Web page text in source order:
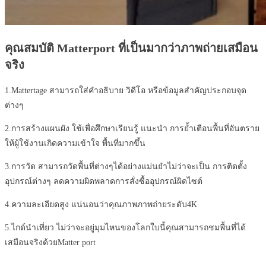
คุณสมบัติ Matterport ที่เป็นมากว่าภาพถ่ายเสมือน
จริง
1.Mattertage สามารถใส่คำอธิบาย วิดีโอ หรือข้อมูลสำคัญประกอบจุด
ต่างๆ
2.การสร้างแผนผัง ใช้เพื่อศึกษาเรียนรู้ แนะนำ การย้ำเตือนพื้นที่อันตราย
ให้ผู้ใช้งานเกิดความเข้าใจ พื้นที่มากขึ้น
3.การวัด สามารถวัดพื้นที่ต่างๆได้อย่างแม่นยำไม่ว่าจะเป็น การติดตั้ง
อุปกรณ์ต่างๆ ลดความผิดพลาดการสั่งซื้ออุปกรณ์ผิดไซต์
4.ความละเอียดสูง แน่นอนว่าคุณภาพภาพถ่ายระดับ4K
5.ไกด์นำเที่ยว ไม่ว่าจะอยู่มุมไหนของโลกใบนี้คุณสามารถชมพื้นที่ได้
เสมือนจริงด้วยMatter port